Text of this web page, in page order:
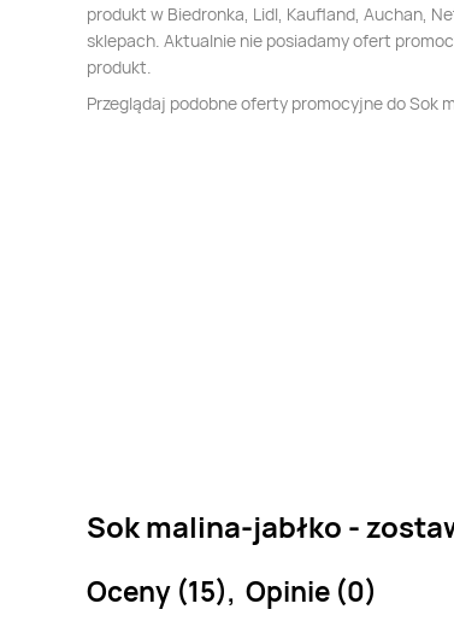
produkt w Biedronka, Lidl, Kaufland, Auchan,
sklepach. Aktualnie nie posiadamy ofert
produkt.
Przeglądaj podobne oferty promocyjne do Sok
Sok malina-jabłko -
Oceny (15), Opinie (0)